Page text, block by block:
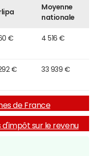
Moyenne
nationale
€ 4 516 €
€ 33 939 €
de France
d'impôt sur le revenu